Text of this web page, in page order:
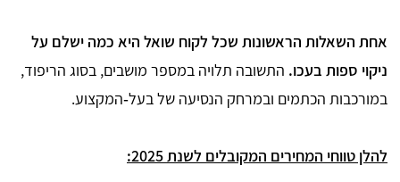
אחת השאלות הראשונות שכל לקוח שואל היא כמה ישלם על
ניקוי ספות בעכו. התשובה תלויה במספר מושבים, בסוג הריפוד,
במורכבות הכתמים ובמרחק הנסיעה של בעל‑המקצוע.
להלן טווחי המחירים המקובלים לשנת 2025: